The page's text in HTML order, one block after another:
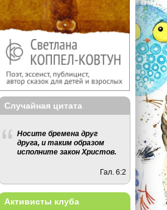
Случайная цитата
Носите бремена друг
друга, и таким образом
исполните закон Христов.
Гал. 6:2
Активисты клуба